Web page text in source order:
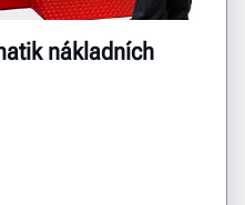
nákladních